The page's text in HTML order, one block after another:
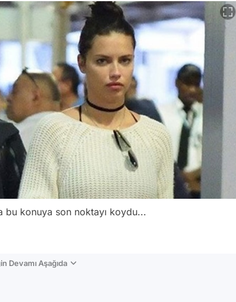
bu konuya son noktayı koydu...
Devamı Aşağıda